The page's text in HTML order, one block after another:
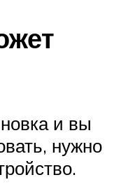
и вы
нужно